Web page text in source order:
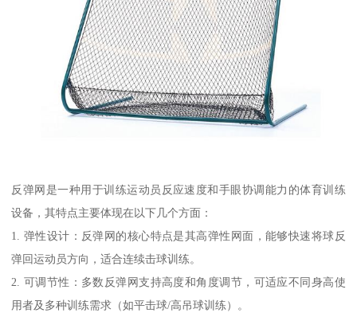
反弹网是一种用于训练运动员反应速度和手眼协调能力的体育训练
设备，其特点主要体现在以下几个方面：
1. 弹性设计：反弹网的核心特点是其高弹性网面，能够快速将球反
弹回运动员方向，适合连续击球训练。
2. 可调节性：多数反弹网支持高度和角度调节，可适应不同身高使
用者及多种训练需求（如平击球/高吊球训练）。